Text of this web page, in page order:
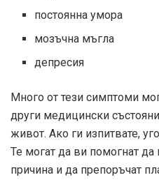
постоянна умора
мозъчна мъгла
депресия
Много от тези симптоми
други медицински
живот. Ако ги изпитвате,
Те могат да ви помогнат
причина и да препоръчат